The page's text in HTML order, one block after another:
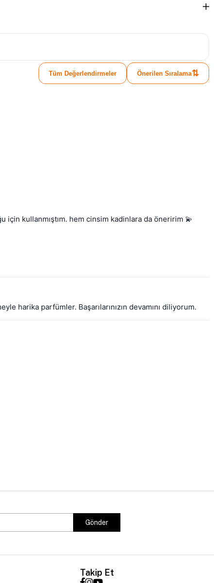
Tüm Değerlendirmeler Önerilen Sıralama⇅
kullanmıştım. hem cinsim kadinlara da öneririm 💫
harika parfümler. Başarılarınızın devamını diliyorum.
Gönder
Takip Et